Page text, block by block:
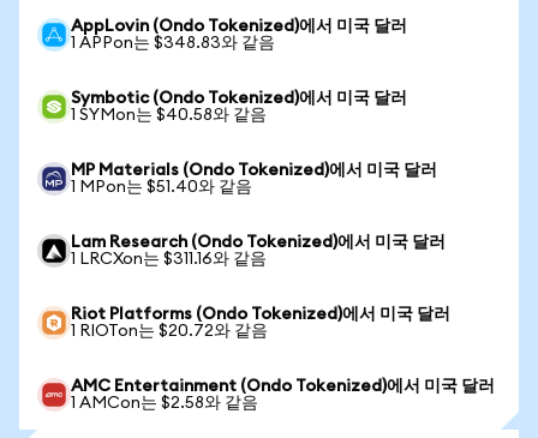
AppLovin (Ondo Tokenized)에서 미국 달러
1 APPon는 $348.83와 같음
Symbotic (Ondo Tokenized)에서 미국 달러
1 SYMon는 $40.58와 같음
MP Materials (Ondo Tokenized)에서 미국 달러
1 MPon는 $51.40와 같음
Lam Research (Ondo Tokenized)에서 미국 달러
1 LRCXon는 $311.16와 같음
Riot Platforms (Ondo Tokenized)에서 미국 달러
1 RIOTon는 $20.72와 같음
AMC Entertainment (Ondo Tokenized)에서 미국 달러
1 AMCon는 $2.58와 같음